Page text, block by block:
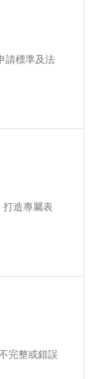
請標準及法
打造專屬表
完整或錯誤